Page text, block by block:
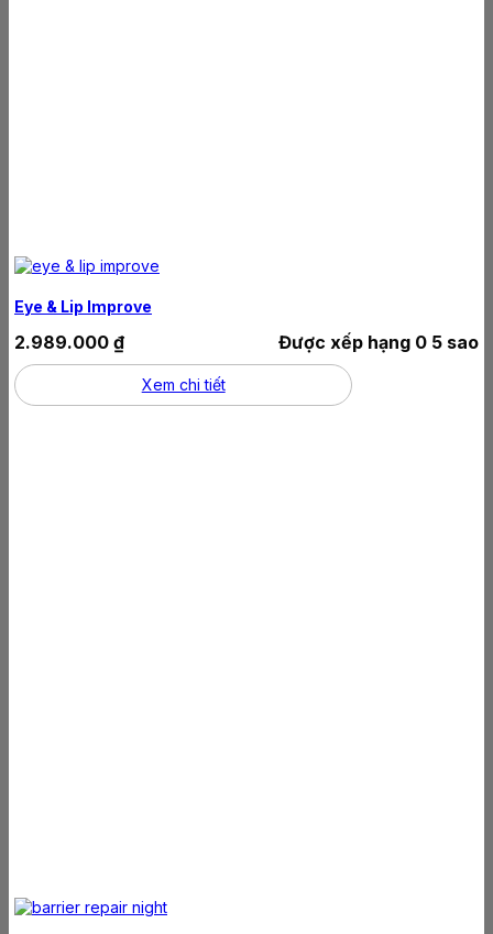
Eye & Lip Improve
Được xếp hạng 0 5 sao
2.989.000 ₫
Xem chi tiết